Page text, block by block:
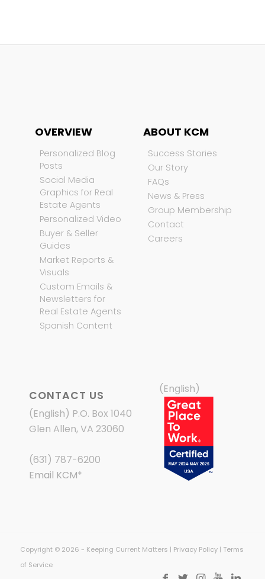
OVERVIEW
Personalized Blog
Posts
Social Media
Graphics for Real
Estate Agents
Personalized Video
Buyer & Seller
Guides
Market Reports &
Visuals
Custom Emails &
Newsletters for
Real Estate Agents
Spanish Content
ABOUT KCM
Success Stories
Our Story
FAQs
News & Press
Group Membership
Contact
Careers
CONTACT US
(English) P.O. Box 1040
Glen Allen, VA 23060
(631) 787-6200
Email KCM*
(English)
Copyright © 2026 - Keeping Current Matters | Privacy Policy| Terms
of Service